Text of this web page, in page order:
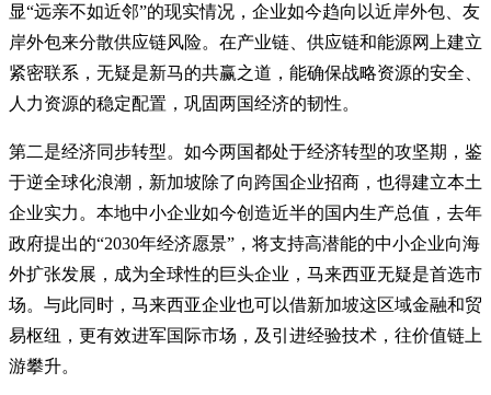
显“远亲不如近邻”的现实情况，企业如今趋向以近岸外包、友
岸外包来分散供应链风险。在产业链、供应链和能源网上建立
紧密联系，无疑是新马的共赢之道，能确保战略资源的安全、
人力资源的稳定配置，巩固两国经济的韧性。
第二是经济同步转型。如今两国都处于经济转型的攻坚期，鉴
于逆全球化浪潮，新加坡除了向跨国企业招商，也得建立本土
企业实力。本地中小企业如今创造近半的国内生产总值，去年
政府提出的“2030年经济愿景”，将支持高潜能的中小企业向海
外扩张发展，成为全球性的巨头企业，马来西亚无疑是首选市
场。与此同时，马来西亚企业也可以借新加坡这区域金融和贸
易枢纽，更有效进军国际市场，及引进经验技术，往价值链上
游攀升。